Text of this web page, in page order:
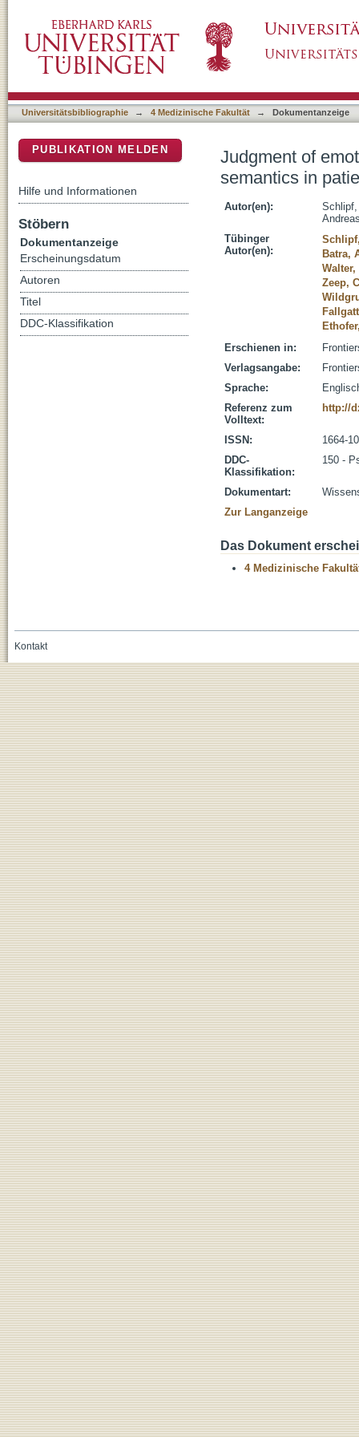
depression
Universitätsbibliographie → 4 Medizinische Fakultät → Dokumentanzeige
Judgment of
semantics in
Autor(en):
Tübinger
Autor(en):
Batra,
Zeep,
Erschienen in:
Verlagsangabe:
Sprache:
Referenz zum
Volltext:
http://
ISSN:
1664-
DDC-
Klassifikation:
150 -
Dokumentart:
Zur Langanzeige
Das Dokument
4 Medizinische
PUBLIKATION MELDEN
Hilfe und Informationen
Stöbern
Dokumentanzeige
Erscheinungsdatum
Autoren
Titel
DDC-Klassifikation
Kontakt